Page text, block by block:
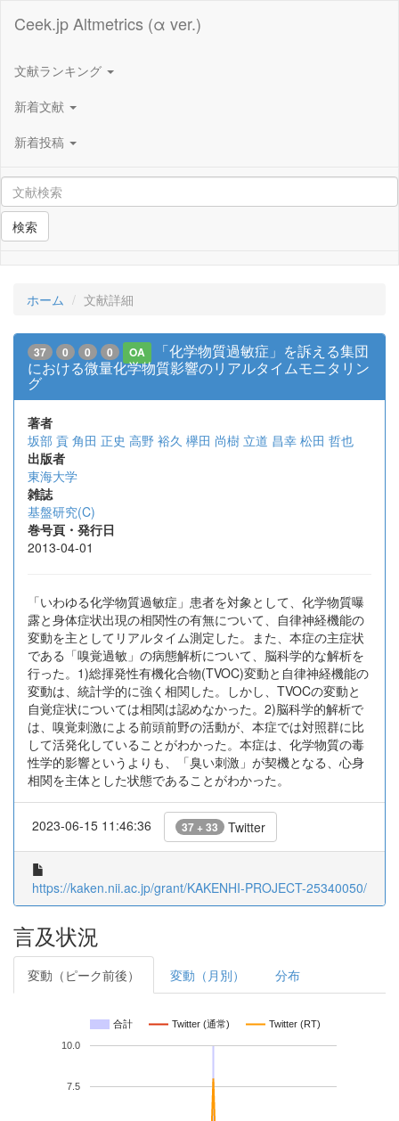
Ceek.jp Altmetrics (α ver.)
文献ランキング
新着文献
新着投稿
検索
ホーム 文献詳細
37 0 0 0 OA
「化学物質過敏症」を訴える集団
における微量化学物質影響のリアルタイムモニタリン
グ
著者
坂部 貢 角田 正史 高野 裕久 欅田 尚樹 立道 昌幸 松田 哲也
出版者
東海大学
雑誌
基盤研究(C)
巻号頁・発行日
2013-04-01
「いわゆる化学物質過敏症」患者を対象として、化学物質曝
露と身体症状出現の相関性の有無について、自律神経機能の
変動を主としてリアルタイム測定した。また、本症の主症状
である「嗅覚過敏」の病態解析について、脳科学的な解析を
行った。1)総揮発性有機化合物(TVOC)変動と自律神経機能の
変動は、統計学的に強く相関した。しかし、TVOCの変動と
自覚症状については相関は認めなかった。2)脳科学的解析で
は、嗅覚刺激による前頭前野の活動が、本症では対照群に比
して活発化していることがわかった。本症は、化学物質の毒
性学的影響というよりも、「臭い刺激」が契機となる、心身
相関を主体とした状態であることがわかった。
2023-06-15 11:46:36 37 + 33 Twitter
https://kaken.nii.ac.jp/grant/KAKENHI-PROJECT-25340050/
言及状況
変動（ピーク前後） 変動（月別） 分布
合計 Twitter (通常) Twitter (RT)
7.5
10.0